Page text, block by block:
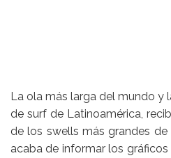
La ola más larga del mundo y
de surf de Latinoamérica,
de los swells más grandes
acaba de informar los